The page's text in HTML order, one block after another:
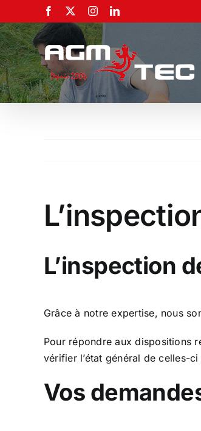
au
contenu
Facebook InstagramLinkedIn
L’inspection
Grâce à notre expertise, nous
Pour répondre aux dispositions
vérifier l’état général de celles-
Vos